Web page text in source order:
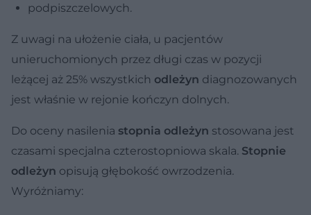
podpiszczelowych.
Z uwagi na ułożenie ciała, u pacjentów
unieruchomionych przez długi czas w pozycji
leżącej aż 25% wszystkich odleżyn diagnozowanych
jest właśnie w rejonie kończyn dolnych.
Do oceny nasilenia stopnia odleżyn stosowana jest
czasami specjalna czterostopniowa skala. Stopnie
odleżyn opisują głębokość owrzodzenia.
Wyróżniamy: